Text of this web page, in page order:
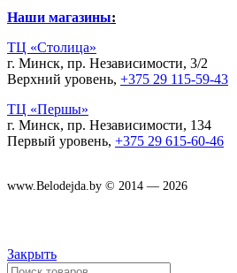
Наши магазины:
ТЦ «Столица»
г. Минск, пр. Независимости, 3/2
Верхний уровень, +375 29 115-59-43
ТЦ «Першы»
г. Минск, пр. Независимости, 134
Первый уровень, +375 29 615-60-46
www.Belodejda.by © 2014 — 2026
Закрыть